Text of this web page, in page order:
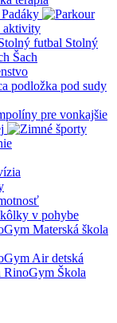
Padáky
aktivity
Stolný
Šach
pre vonkajšie
Materská škola
Air detská
Škola